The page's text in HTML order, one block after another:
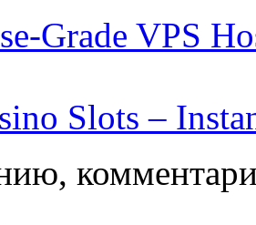
Grade VPS
Slots –